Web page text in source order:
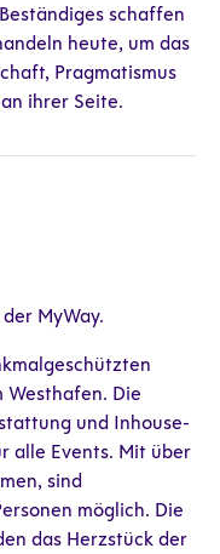
schaffen
heute, um das
Pragmatismus
ihrer Seite.
MyWay.
Westhafen. Die
und Inhouse-
alle Events. Mit über
sind
möglich. Die
das Herzstück der